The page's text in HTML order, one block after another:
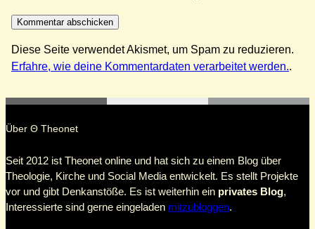
Diese Seite verwendet Akismet, um Spam zu reduzieren.
Erfahre, wie deine Kommentardaten verarbeitet werden..
Über Θ Theonet
Seit 2012 ist Theonet online und hat sich zu einem Blog über
Theologie, Kirche und Social Media entwickelt. Es stellt Projekte
vor und gibt Denkanstöße. Es ist weiterhin ein privates Blog,
Interessierte sind gerne eingeladen mitzubloggen.